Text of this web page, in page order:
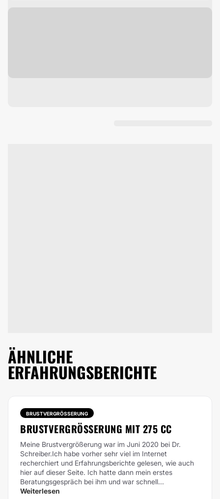
ÄHNLICHE
ERFAHRUNGSBERICHTE
BRUSTVERGRÖSSERUNG
BRUSTVERGRÖSSERUNG MIT 275 CC
Meine Brustvergrößerung war im Juni 2020 bei Dr.
Schreiber.Ich habe vorher sehr viel im Internet
recherchiert und Erfahrungsberichte gelesen, wie auch
hier auf dieser Seite. Ich hatte dann mein erstes
Beratungsgespräch bei ihm und war schnell...
Weiterlesen